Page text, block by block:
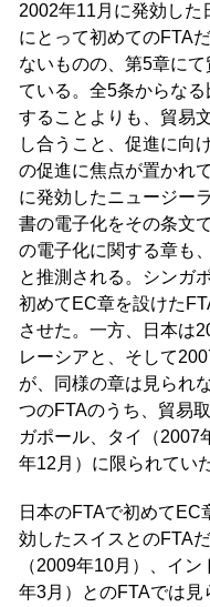
2002年11月に発効した
にとって初めてのFTA
ないものの、第5章に
ている。全5条からな
することよりも、貿易
し合うこと、促進に向
の促進に焦点が置かれ
に発効したニュージー
書の電子化をその条文
の電子化に関する章も
と推測される。シンガ
初めてEC章を設けた
させた。一方、日本は
レーシアと、そして
が、同様の章は見られ
つのFTAのうち、貿易
ガポール、タイ（2007
年12月）に限られていた
日本のFTAで初めてEC
効したスイスとのFTA
（2009年10月）、イ
年3月）とのFTAでは見